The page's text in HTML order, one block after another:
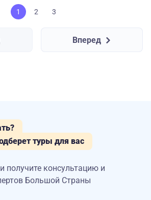
1 2 3
Вперед
туры для вас
получите консультацию и
Большой Страны